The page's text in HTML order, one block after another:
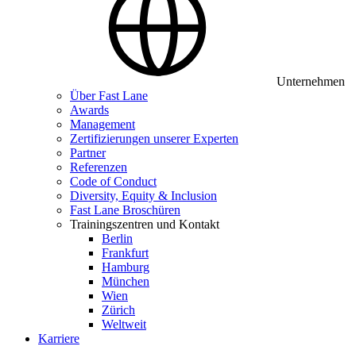
Unternehmen
Über Fast Lane
Awards
Management
Zertifizierungen unserer Experten
Partner
Referenzen
Code of Conduct
Diversity, Equity & Inclusion
Fast Lane Broschüren
Trainingszentren und Kontakt
Berlin
Frankfurt
Hamburg
München
Wien
Zürich
Weltweit
Karriere